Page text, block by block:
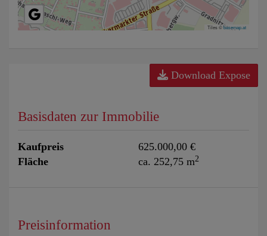
Tiles ©basemap.at
Download Expose
Basisdaten zur Immobilie
Kaufpreis
625.000,00 €
Fläche
ca. 252,75 m2
Preisinformation